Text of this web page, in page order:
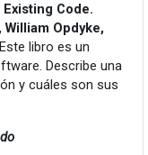
Code.
Opdyke,
Este libro es un
Describe una
y cuáles son sus